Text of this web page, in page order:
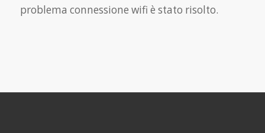
problema connessione wifi è stato risolto.